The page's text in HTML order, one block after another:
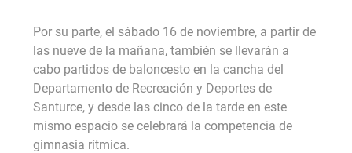
Por su parte, el sábado 16 de noviembre, a partir de
las nueve de la mañana, también se llevarán a
cabo partidos de baloncesto en la cancha del
Departamento de Recreación y Deportes de
Santurce, y desde las cinco de la tarde en este
mismo espacio se celebrará la competencia de
gimnasia rítmica.